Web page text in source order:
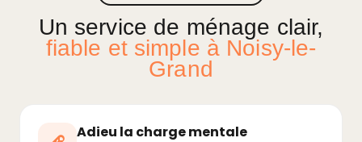
Un service de ménage clair,
fiable et simple à Noisy-le-
Grand
Adieu la charge mentale